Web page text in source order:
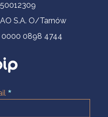
S.A. O/Tarnów
0000 0898 4744